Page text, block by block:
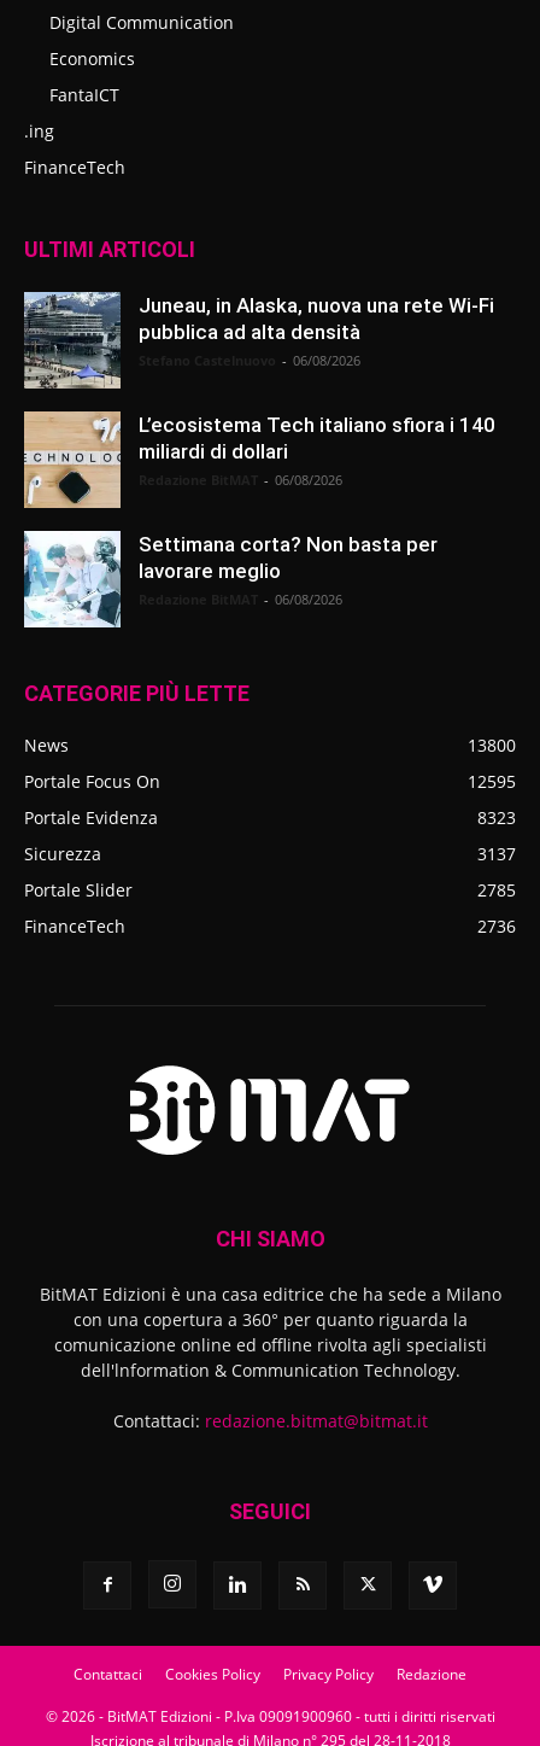
Digital Communication
Economics
FantaICT
.ing
FinanceTech
ULTIMI ARTICOLI
Juneau, in Alaska, nuova una rete Wi-Fi
pubblica ad alta densità
- 06/08/2026
L’ecosistema Tech italiano sfiora i 140
miliardi di dollari
- 06/08/2026
Settimana corta? Non basta per
lavorare meglio
- 06/08/2026
CATEGORIE PIÙ LETTE
News
13800
Portale Focus On
12595
Portale Evidenza
8323
Sicurezza
3137
Portale Slider
2785
FinanceTech
2736
CHI SIAMO
BitMAT Edizioni è una casa editrice che ha sede a Milano
con una copertura a 360° per quanto riguarda la
comunicazione online ed offline rivolta agli specialisti
dell'lnformation & Communication Technology.
Contattaci: redazione.bitmat@bitmat.it
SEGUICI
Contattaci Cookies Policy Privacy Policy Redazione
© 2026 - BitMAT Edizioni - P.Iva 09091900960 - tutti i diritti riservati
Iscrizione al tribunale di Milano n° 295 del 28-11-2018